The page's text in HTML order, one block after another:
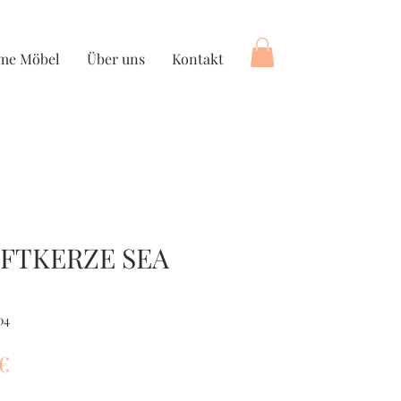
Möbel Über uns Kontakt
SEA